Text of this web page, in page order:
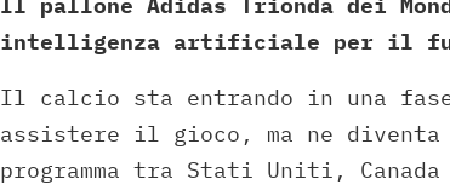
intelligenza artificiale per il
Il calcio sta entrando in una
assistere il gioco, ma ne
programma tra Stati Uniti,